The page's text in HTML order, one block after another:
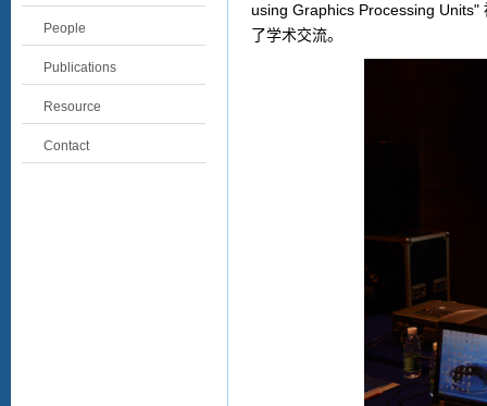
People
Publications
Resource
Contact
using Graphics Processing Units"
了学术交流。